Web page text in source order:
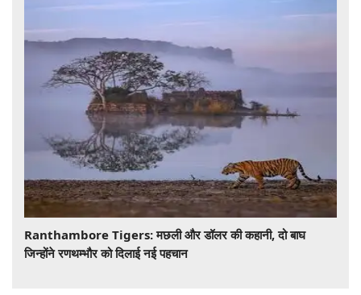
Ranthambore Tigers: मछली और डॉलर की कहानी, दो बाघ
जिन्होंने रणथम्भौर को दिलाई नई पहचान